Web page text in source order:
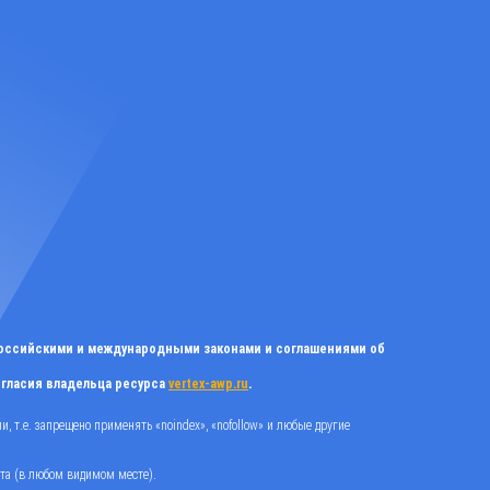
и международными законами и соглашениями об
владельца ресурса vertex-awp.ru.
запрещено применять «noindex», «nofollow» и любые другие
(в любом видимом месте).